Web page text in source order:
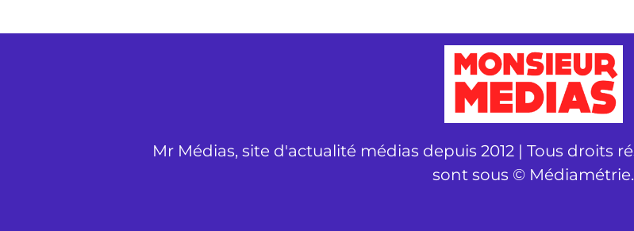
Mr Médias, site d'actualité médias depuis 2012 | Tous droits
sont sous © Médiamétrie.